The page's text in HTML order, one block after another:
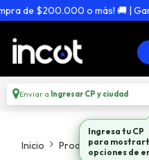
de $200.000 o más! 🚚 |
Enviar a Ingresar CP y ciudad
Inicio Productos
Ingresa tu CP
para
opciones de